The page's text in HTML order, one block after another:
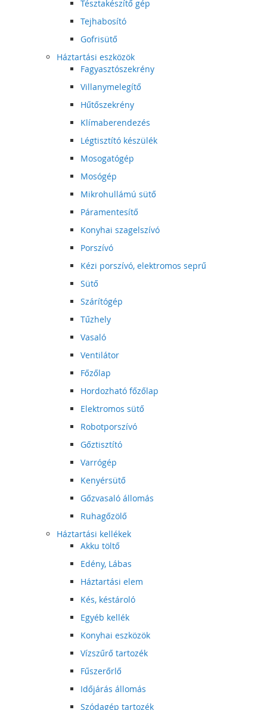
Tésztakészítő gép
Tejhabosító
Gofrisütő
Háztartási eszközök
Fagyasztószekrény
Villanymelegítő
Hűtőszekrény
Klímaberendezés
Légtisztító készülék
Mosogatógép
Mosógép
Mikrohullámú sütő
Páramentesítő
Konyhai szagelszívó
Porszívó
Kézi porszívó, elektromos seprű
Sütő
Szárítógép
Tűzhely
Vasaló
Ventilátor
Főzőlap
Hordozható főzőlap
Elektromos sütő
Robotporszívó
Gőztisztító
Varrógép
Kenyérsütő
Gőzvasaló állomás
Ruhagőzölő
Háztartási kellékek
Akku töltő
Edény, Lábas
Háztartási elem
Kés, késtároló
Egyéb kellék
Konyhai eszközök
Vízszűrő tartozék
Fűszerőrlő
Időjárás állomás
Szódagép tartozék